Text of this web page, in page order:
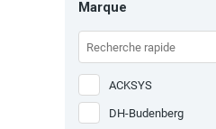
Marque
ACKSYS
DH-Budenberg